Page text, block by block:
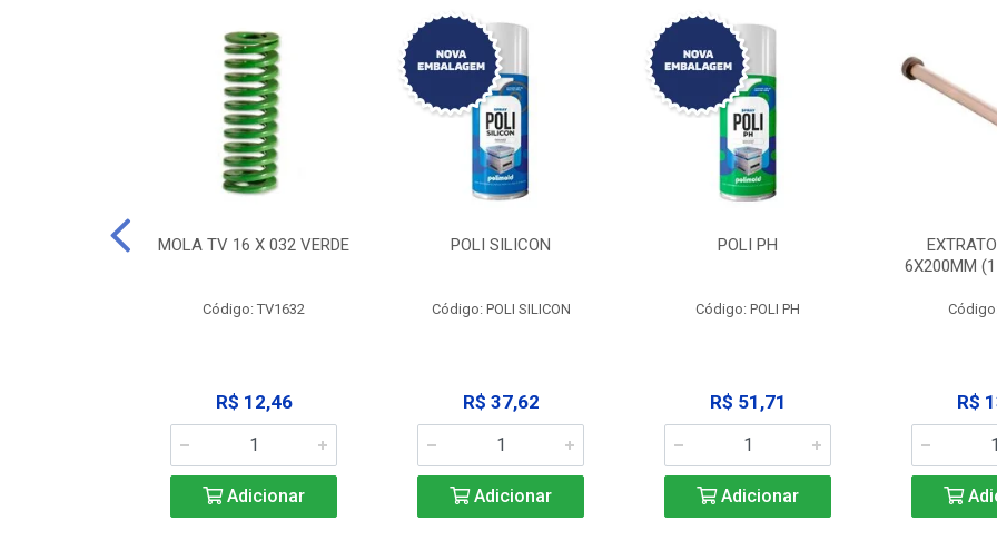
MOLA TV 16 X 032 VERDE
Código: TV1632
R$ 12,46
Adicionar
POLI SILICON
Código: POLI SILICON
R$ 37,62
Adicionar
POLI PH
Código: POLI PH
R$ 51,71
Adicionar
6X200MM
R$